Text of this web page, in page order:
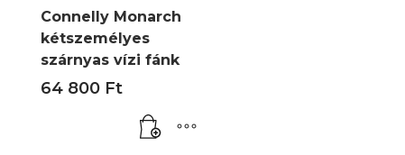
Connelly Monarch
kétszemélyes
szárnyas vízi fánk
64 800 Ft